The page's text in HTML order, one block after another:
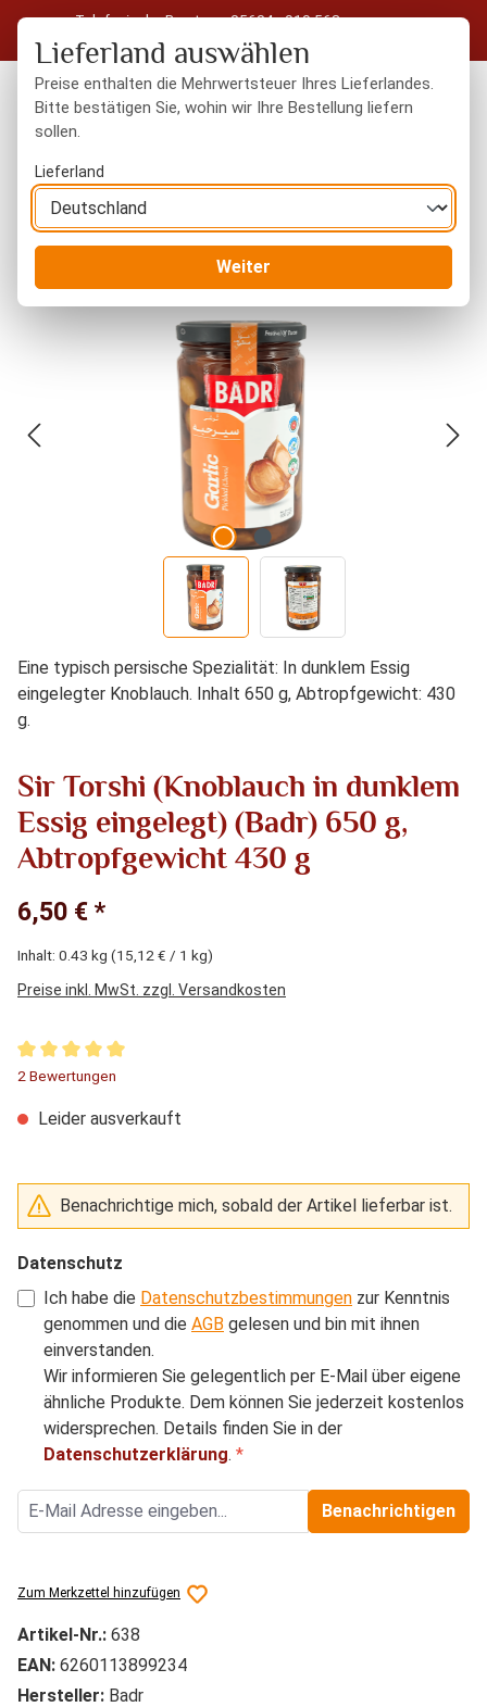
Zum Hauptinhalt springen
Telefonische Beratung: 05604 - 919 563
Kostenloser Versand in Deutschland ab 50 € Warenwert
Bildergalerie überspringen
Eine typisch persische Spezialität: In dunklem Essig
eingelegter Knoblauch. Inhalt 650 g, Abtropfgewicht: 430
g.
Sir Torshi (Knoblauch in dunklem
Essig eingelegt) (Badr) 650 g,
Abtropfgewicht 430 g
6,50 € *
Inhalt: 0.43 kg (15,12 € / 1 kg)
Preise inkl. MwSt. zzgl. Versandkosten
Durchschnittliche Bewertung von 5 von 5 Sternen
2 Bewertungen
Leider ausverkauft
Benachrichtige mich, sobald der Artikel lieferbar ist.
Datenschutz
Ich habe die Datenschutzbestimmungen zur Kenntnis
genommen und die AGB gelesen und bin mit ihnen
einverstanden.
Wir informieren Sie gelegentlich per E-Mail über eigene
ähnliche Produkte. Dem können Sie jederzeit kostenlos
widersprechen. Details finden Sie in der
Datenschutzerklärung. *
Benachrichtigen
Zum Merkzettel hinzufügen
Artikel-Nr.: 638
EAN: 6260113899234
Hersteller: Badr
Lieferland auswählen
Preise enthalten die Mehrwertsteuer Ihres Lieferlandes.
Bitte bestätigen Sie, wohin wir Ihre Bestellung liefern
sollen.
Lieferland
Weiter